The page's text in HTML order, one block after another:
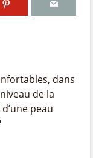
dans
de la
peau